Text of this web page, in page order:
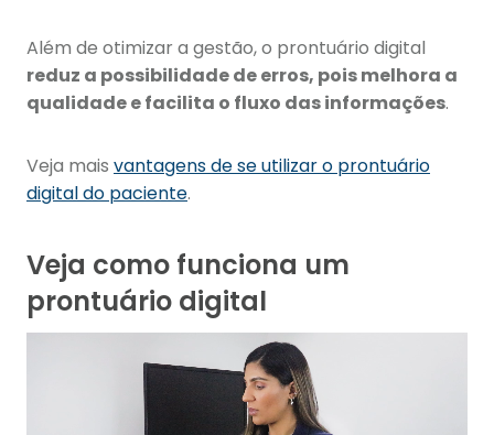
Além de otimizar a gestão, o prontuário digital
reduz a possibilidade de erros, pois melhora a
qualidade e facilita o fluxo das informações.
Veja mais vantagens de se utilizar o prontuário
digital do paciente.
Veja como funciona um
prontuário digital